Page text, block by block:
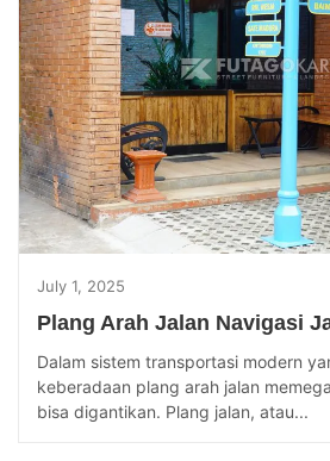
July 1, 2025
Plang Arah Jalan Navigasi
Dalam sistem transportasi modern
keberadaan plang arah jalan
bisa digantikan. Plang jalan, atau...